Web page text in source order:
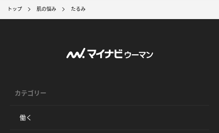
トップ 肌の悩み たるみ
カテゴリー
働く